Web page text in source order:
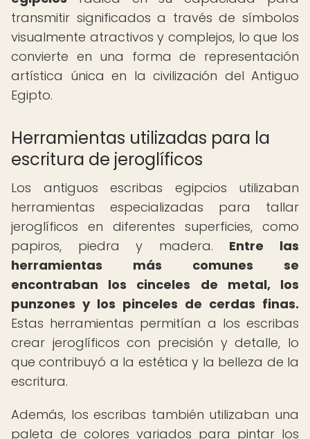
transmitir significados a través de símbolos
visualmente atractivos y complejos, lo que los
convierte en una forma de representación
artística única en la civilización del Antiguo
Egipto.
Herramientas utilizadas para la
escritura de jeroglíficos
Los antiguos escribas egipcios utilizaban
herramientas especializadas para tallar
jeroglíficos en diferentes superficies, como
papiros, piedra y madera. Entre las
herramientas más comunes se
encontraban los cinceles de metal, los
punzones y los pinceles de cerdas finas.
Estas herramientas permitían a los escribas
crear jeroglíficos con precisión y detalle, lo
que contribuyó a la estética y la belleza de la
escritura.
Además, los escribas también utilizaban una
paleta de colores variados para pintar los